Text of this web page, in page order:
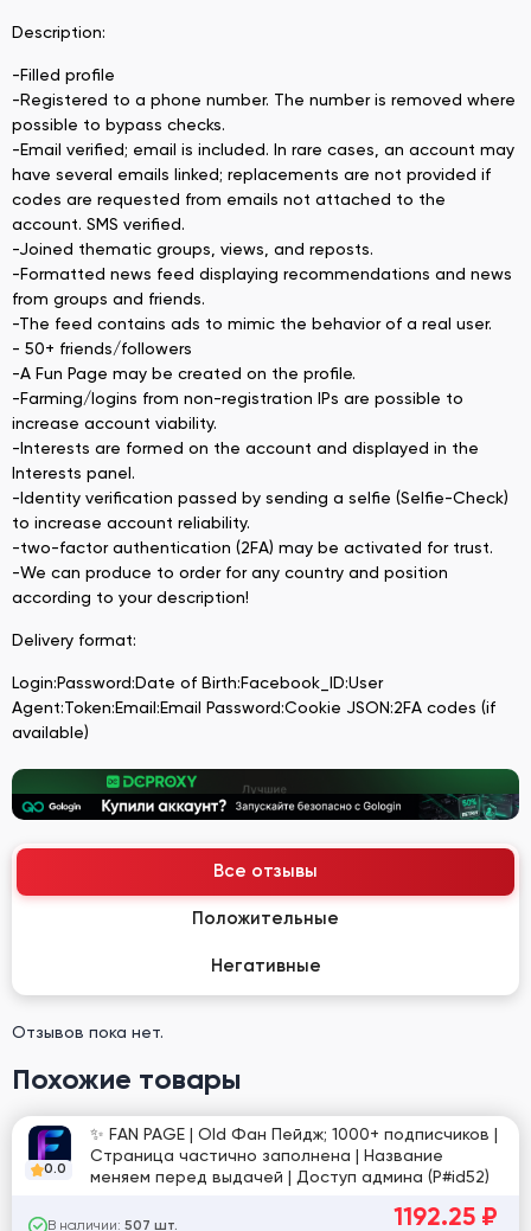
Description:
-Filled profile
-Registered to a phone number. The number is removed where
possible to bypass checks.
-Email verified; email is included. In rare cases, an account may
have several emails linked; replacements are not provided if
codes are requested from emails not attached to the
account. SMS verified.
-Joined thematic groups, views, and reposts.
-Formatted news feed displaying recommendations and news
from groups and friends.
-The feed contains ads to mimic the behavior of a real user.
- 50+ friends/followers
-A Fun Page may be created on the profile.
-Farming/logins from non-registration IPs are possible to
increase account viability.
-Interests are formed on the account and displayed in the
Interests panel.
-Identity verification passed by sending a selfie (Selfie-Check)
to increase account reliability.
-two-factor authentication (2FA) may be activated for trust.
-We can produce to order for any country and position
according to your description!
Delivery format:
Login:Password:Date of Birth:Facebook_ID:User
Agent:Token:Email:Email Password:Cookie JSON:2FA codes (if
available)
Все отзывы
Положительные
Негативные
Отзывов пока нет.
Похожие товары
0.0
✨ FAN PAGE | Old Фан Пейдж; 1000+ подписчиков |
Страница частично заполнена | Название
меняем перед выдачей | Доступ админа (P#id52)
В наличии: 507 шт. 1192.25 ₽